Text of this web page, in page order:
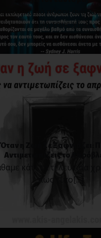
εκπληκτικό πόσοι
ζωή τους χ[...]
Όταν η Ζωή Σε Ξαφνιάζει:
Αντιμετωπίζεις το
κάτι τα τελευταία
πως τίπο[...]